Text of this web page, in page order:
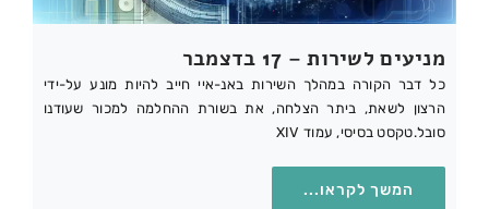
מניעים לשירות – 17 בדצמבר
כל דבר הקורה במהלך השירות באנ-איי חייב להיות מונע על-ידי
הרצון לשאת, ביתר הצלחה, את בשורת ההחלמה למכור שעודנו
סובל.טקסט בסיסי, עמוד XIV
המשך לקראו...